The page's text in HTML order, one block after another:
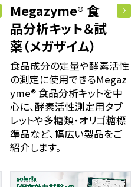
Megazyme® 食
品分析キット＆試
薬​（メガザイム）
食品成分の定量や酵素活性
の測定に使用できるMegaz
yme® 食品分析キットを中
心に、酵素活性測定用タブ
レットや多糖類・オリゴ糖標
準品など、幅広い製品をご
紹介します。